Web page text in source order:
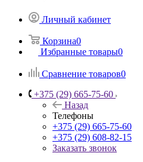
Личный кабинет
Корзина0
Избранные товары0
Сравнение товаров0
+375 (29) 665-75-60
Назад
Телефоны
+375 (29) 665-75-60
+375 (29) 608-82-15
Заказать звонок